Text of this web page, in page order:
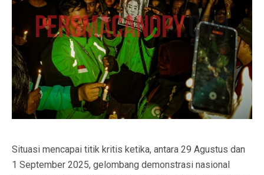
Situasi mencapai titik kritis ketika, antara 29 Agustus dan
1 September 2025, gelombang demonstrasi nasional